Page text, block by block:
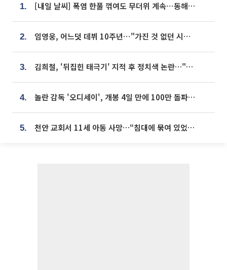
1. [내일 날씨] 폭염 한풀 꺾여도 무더위 계속⋯동해안 이틀 연속 비
2. 임영웅, 어느덧 데뷔 10주년⋯"가진 것 없던 시절, 내 앞엔 20명의 팬뿐"
3. 김희철, '뒤집힌 태극기' 지적 후 정치색 논란…"좌우 떠나 우리나라 국기"
4. 놀란 감독 '오디세이', 개봉 4일 만에 100만 돌파⋯'왕사남' 보다 빠르다
5. 천안 교회서 11세 아동 사망…“침대에 묶여 있었다” 진술 확보